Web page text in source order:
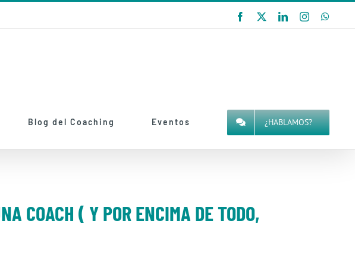
Facebook LinkedInInstagram
Blog del Coaching Eventos ¿HABLAMOS?
COACH ( Y POR ENCIMA DE TODO,